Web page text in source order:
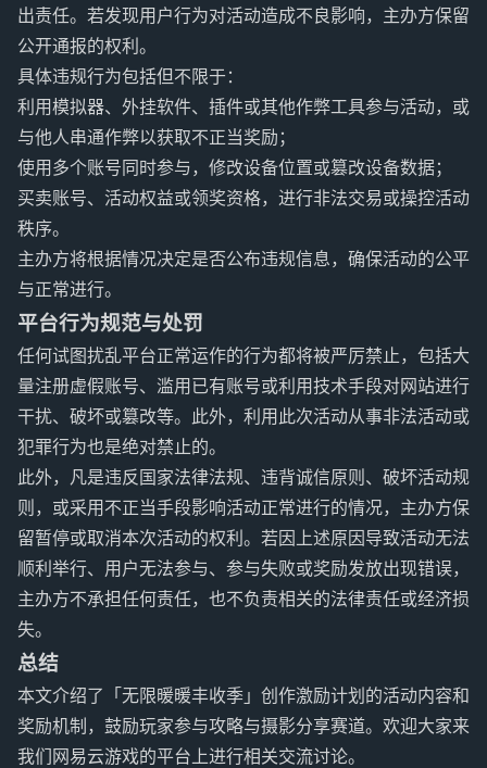
出责任。若发现用户行为对活动造成不良影响，主办方保留
公开通报的权利。
具体违规行为包括但不限于：
利用模拟器、外挂软件、插件或其他作弊工具参与活动，或
与他人串通作弊以获取不正当奖励；
使用多个账号同时参与，修改设备位置或篡改设备数据；
买卖账号、活动权益或领奖资格，进行非法交易或操控活动
秩序。
主办方将根据情况决定是否公布违规信息，确保活动的公平
与正常进行。
平台行为规范与处罚
任何试图扰乱平台正常运作的行为都将被严厉禁止，包括大
量注册虚假账号、滥用已有账号或利用技术手段对网站进行
干扰、破坏或篡改等。此外，利用此次活动从事非法活动或
犯罪行为也是绝对禁止的。
此外，凡是违反国家法律法规、违背诚信原则、破坏活动规
则，或采用不正当手段影响活动正常进行的情况，主办方保
留暂停或取消本次活动的权利。若因上述原因导致活动无法
顺利举行、用户无法参与、参与失败或奖励发放出现错误，
主办方不承担任何责任，也不负责相关的法律责任或经济损
失。
总结
本文介绍了「无限暖暖丰收季」创作激励计划的活动内容和
奖励机制，鼓励玩家参与攻略与摄影分享赛道。欢迎大家来
我们网易云游戏的平台上进行相关交流讨论。